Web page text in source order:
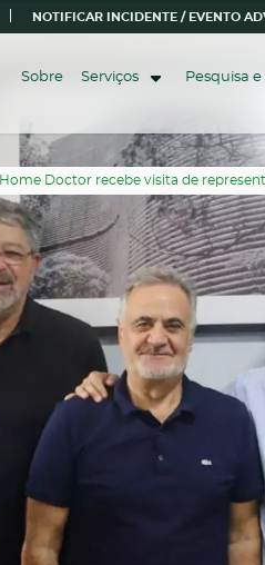
NOTIFICAR INCIDENTE / EVENTO
Sobre Serviços Pesquisa
Home Doctor recebe visita de